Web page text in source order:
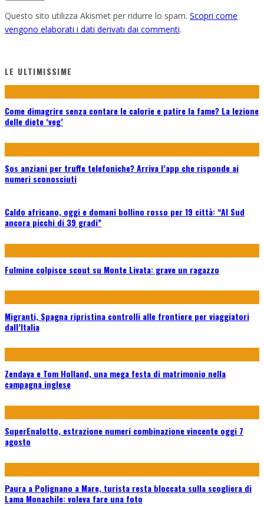
Questo sito utilizza Akismet per ridurre lo spam. Scopri come
vengono elaborati i dati derivati dai commenti.
LE ULTIMISSIME
Come dimagrire senza contare le calorie e patire la fame? La lezione
delle diete ‘veg’
Sos anziani per truffe telefoniche? Arriva l’app che risponde ai
numeri sconosciuti
Caldo africano, oggi e domani bollino rosso per 19 città: “Al Sud
ancora picchi di 39 gradi”
Fulmine colpisce scout su Monte Livata: grave un ragazzo
Migranti, Spagna ripristina controlli alle frontiere per viaggiatori
dall’Italia
Zendaya e Tom Holland, una mega festa di matrimonio nella
campagna inglese
SuperEnalotto, estrazione numeri combinazione vincente oggi 7
agosto
Paura a Polignano a Mare, turista resta bloccata sulla scogliera di
Lama Monachile: voleva fare una foto